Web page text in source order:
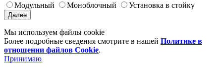
Модульный Моноблочный Установка в стойку
Далее
Мы используем файлы cookie
Более подробные сведения смотрите в нашей Политике в
отношении файлов Cookie.
Принимаю